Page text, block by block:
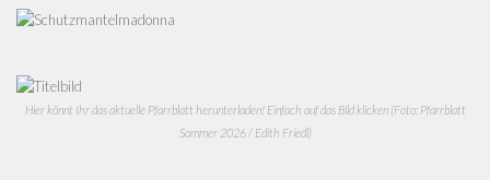
Hier könnt Ihr das aktuelle Pfarrblatt herunterladen! Einfach auf das Bild klicken (Foto: Pfarrblatt
Sommer 2026 / Edith Friedl)